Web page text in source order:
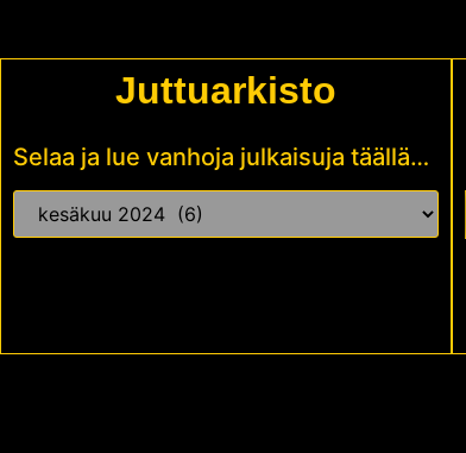
Juttuarkisto
Selaa ja lue vanhoja julkaisuja täällä…